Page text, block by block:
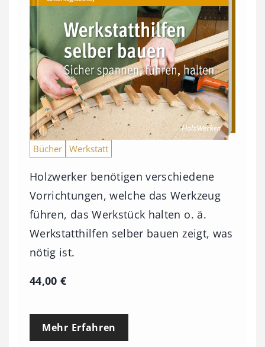
Bücher Werkstatt
Holzwerker benötigen verschiedene
Vorrichtungen, welche das Werkzeug
führen, das Werkstück halten o. ä.
Werkstatthilfen selber bauen zeigt, was
nötig ist.
44,00€
Mehr Erfahren